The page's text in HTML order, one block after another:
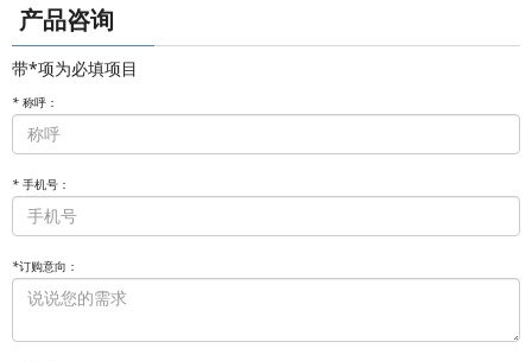
产品咨询
带*项为必填项目
* 称呼：
* 手机号：
*订购意向：